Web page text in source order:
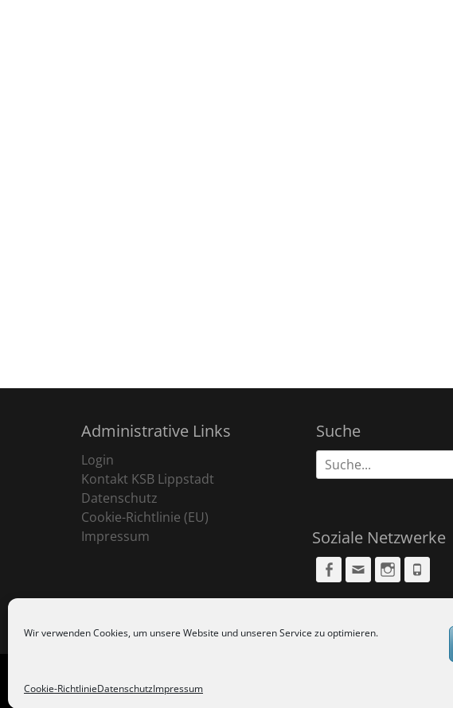
Wir verwenden Cookies, um unsere Website und unseren Service zu optimieren.
Cookie-RichtlinieDatenschutzImpressum
Administrative Links
Login
Kontakt KSB Lippstadt
Datenschutz
Cookie-Richtlinie (EU)
Impressum
Suche
Suche
nach:
Soziale Netzwerke
Facebook
Email Instagram